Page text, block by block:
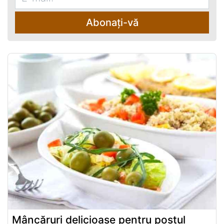
Abonați-vă
Mâncăruri delicioase pentru postul